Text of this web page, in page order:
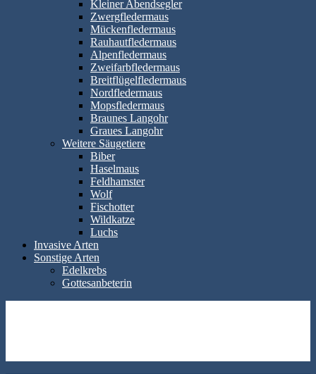
Kleiner Abendsegler
Zwergfledermaus
Mückenfledermaus
Rauhautfledermaus
Alpenfledermaus
Zweifarbfledermaus
Breitflügelfledermaus
Nordfledermaus
Mopsfledermaus
Braunes Langohr
Graues Langohr
Weitere Säugetiere
Biber
Haselmaus
Feldhamster
Wolf
Fischotter
Wildkatze
Luchs
Invasive Arten
Sonstige Arten
Edelkrebs
Gottesanbeterin